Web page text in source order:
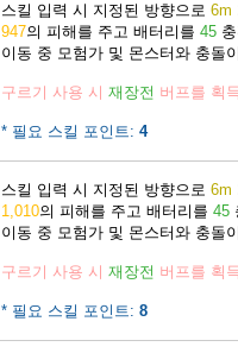
스킬 입력 시 지정된 방향으로 6m
947의 피해를 주고 배터리를 45
이동 중 모험가 및 몬스터와 충돌
구르기 사용 시 재장전 버프를 획
* 필요 스킬 포인트: 4
스킬 입력 시 지정된 방향으로 6m
1,010의 피해를 주고 배터리를 45
이동 중 모험가 및 몬스터와 충돌
구르기 사용 시 재장전 버프를 획
* 필요 스킬 포인트: 8